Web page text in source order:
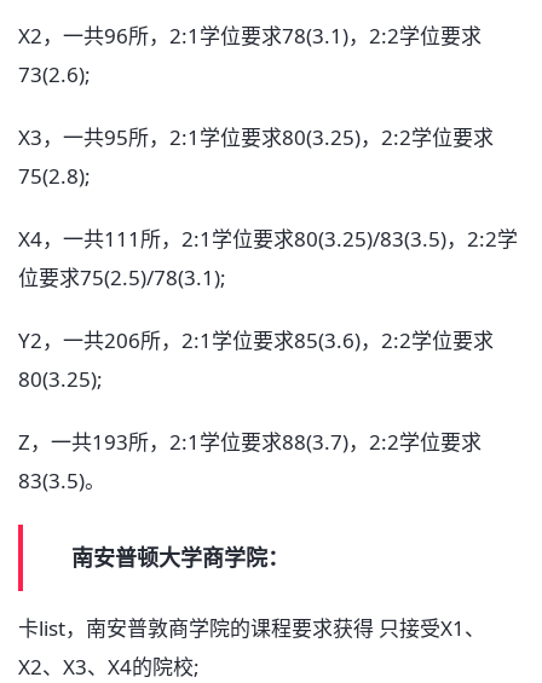
X2，一共96所，2:1学位要求78(3.1)，2:2学位要求
73(2.6);
X3，一共95所，2:1学位要求80(3.25)，2:2学位要求
75(2.8);
X4，一共111所，2:1学位要求80(3.25)/83(3.5)，2:2学
位要求75(2.5)/78(3.1);
Y2，一共206所，2:1学位要求85(3.6)，2:2学位要求
80(3.25);
Z，一共193所，2:1学位要求88(3.7)，2:2学位要求
83(3.5)。
南安普顿大学商学院：
卡list，南安普敦商学院的课程要求获得 只接受X1、
X2、X3、X4的院校;